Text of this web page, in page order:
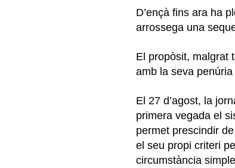
D’ençà fins ara ha
arrossega una
El propòsit, malgrat
amb la seva
El 27 d’agost, la
primera vegada el
permet prescindir
el seu propi criteri
circumstància